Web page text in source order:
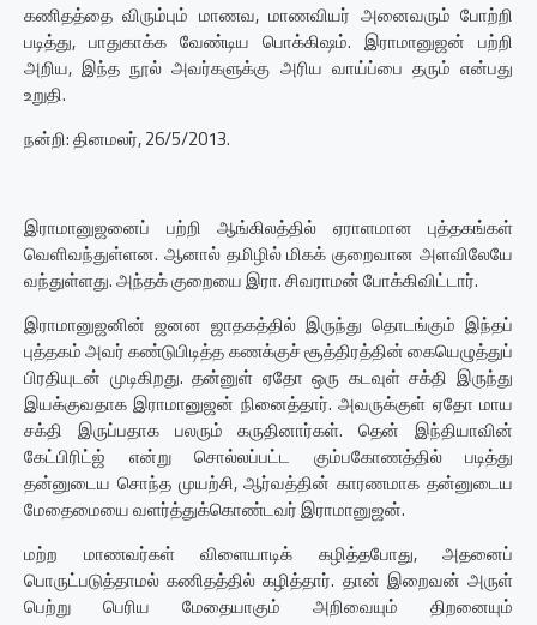
கணிதத்தை விரும்பும் மாணவ, மாணவியர் அனைவரும் போற்றி
படித்து, பாதுகாக்க வேண்டிய பொக்கிஷம். இராமானுஜன் பற்றி
அறிய, இந்த நூல் அவர்களுக்கு அரிய வாய்ப்பை தரும் என்பது
உறுதி.
நன்றி: தினமலர், 26/5/2013.
இராமானுஜனைப் பற்றி ஆங்கிலத்தில் ஏராளமான புத்தகங்கள்
வெளிவந்துள்ளன. ஆனால் தமிழில் மிகக் குறைவான அளவிலேயே
வந்துள்ளது. அந்தக் குறையை இரா. சிவராமன் போக்கிவிட்டார்.
இராமானுஜனின் ஜனன ஜாதகத்தில் இருந்து தொடங்கும் இந்தப்
புத்தகம் அவர் கண்டுபிடித்த கணக்குச் சூத்திரத்தின் கையெழுத்துப்
பிரதியுடன் முடிகிறது. தன்னுள் ஏதோ ஒரு கடவுள் சக்தி இருந்து
இயக்குவதாக இராமானுஜன் நினைத்தார். அவருக்குள் ஏதோ மாய
சக்தி இருப்பதாக பலரும் கருதினார்கள். தென் இந்தியாவின்
கேட்பிரிட்ஜ் என்று சொல்லப்பட்ட கும்பகோணத்தில் படித்து
தன்னுடைய சொந்த முயற்சி, ஆர்வத்தின் காரணமாக தன்னுடைய
மேதைமையை வளர்த்துக்கொண்டவர் இராமானுஜன்.
மற்ற மாணவர்கள் விளையாடிக் கழித்தபோது, அதனைப்
பொருட்படுத்தாமல் கணிதத்தில் கழித்தார். தான் இறைவன் அருள்
பெற்று பெரிய மேதையாகும் அறிவையும் திறனையும்